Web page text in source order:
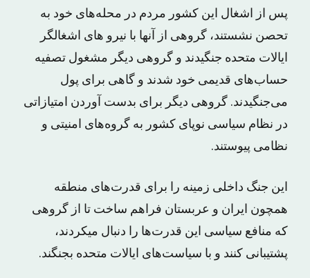
پس از اشغال این کشور مردم در محله‌های خود به
تحصن نشستند، گروهی از آنها با نیرو های اشغالگر
ایالات متحده جنگیدند و گروهی دیگر مشغول تصفیه
حساب‌های قدیمی خود شدند و گاهی برای پول
می‌جنگیدند. گروهی دیگر برای بدست آوردن امتیازاتی
در نظام سیاسی نوپای کشور به گروه‌های امنیتی و
نظامی پیوستند.
این جنگ داخلی زمینه را برای قدرت‌های منطقه
همچون ایران و عربستان فراهم ساخت تا از گروهی
که منافع سیاسی این قدرت‌ها را دنبال میکردند،
پشتیبانی کنند و با سیاست‌های ایالات متحده بجنگند.